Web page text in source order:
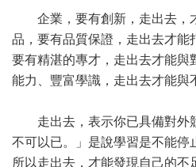
企業，要有創新，走出去，
品，要有品質保證，走出去才能
要有精湛的專才，走出去才能與
能力、豐富學識，走出去才能與
走出去，表示你已具備對外
不可以已。」是說學習是不能停
所以走出去，才能發現自己的不